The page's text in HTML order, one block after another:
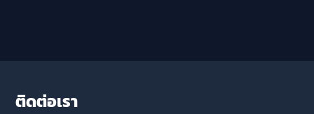
ติดต่อเรา